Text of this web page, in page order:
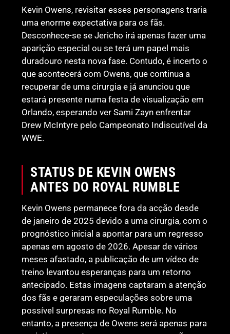
Kevin Owens, revisitar esses personagens traria
uma enorme expectativa para os fãs.
Desconhece-se se Jericho irá apenas fazer uma
aparição especial ou se terá um papel mais
duradouro nesta nova fase. Contudo, é incerto o
que acontecerá com Owens, que continua a
recuperar de uma cirurgia e já anunciou que
estará presente numa festa de visualização em
Orlando, esperando ver Sami Zayn enfrentar
Drew McIntyre pelo Campeonato Indiscutível da
WWE.
STATUS DE KEVIN OWENS
ANTES DO ROYAL RUMBLE
Kevin Owens permanece fora da acção desde
de janeiro de 2025 devido a uma cirurgia, com o
prognóstico inicial a apontar para um regresso
apenas em agosto de 2026. Apesar de vários
meses afastado, a publicação de um vídeo de
treino levantou esperanças para um retorno
antecipado. Estas imagens captaram a atenção
dos fãs e geraram especulações sobre uma
possível surpresas no Royal Rumble. No
entanto, a presença de Owens será apenas para